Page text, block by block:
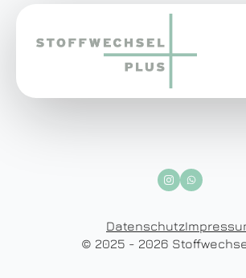
Datenschutz
© 2025 - 2026